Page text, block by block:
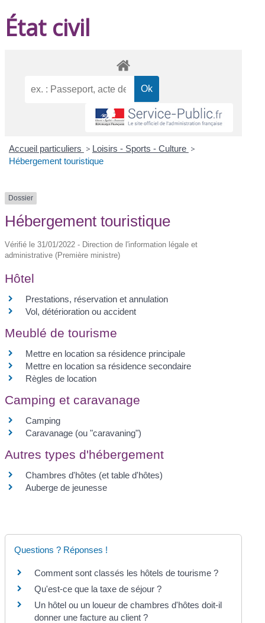
État civil
Accueil particuliers > Loisirs - Sports - Culture >
Hébergement touristique
Dossier
Hébergement touristique
Vérifié le 31/01/2022 - Direction de l'information légale et
administrative (Première ministre)
Hôtel
Prestations, réservation et annulation
Vol, détérioration ou accident
Meublé de tourisme
Mettre en location sa résidence principale
Mettre en location sa résidence secondaire
Règles de location
Camping et caravanage
Camping
Caravanage (ou "caravaning")
Autres types d'hébergement
Chambres d'hôtes (et table d'hôtes)
Auberge de jeunesse
Questions ? Réponses !
Comment sont classés les hôtels de tourisme ?
Qu'est-ce que la taxe de séjour ?
Un hôtel ou un loueur de chambres d'hôtes doit-il
donner une facture au client ?